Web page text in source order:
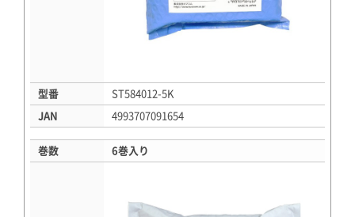
型番 ST584012-5K
JAN 4993707091654
巻数 6巻入り